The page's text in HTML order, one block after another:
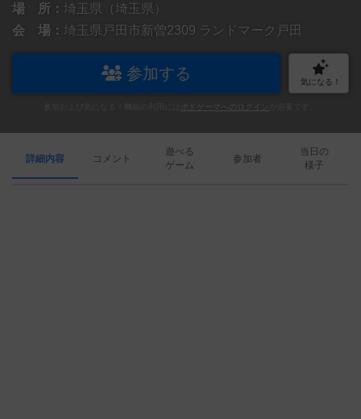
場 所： 埼玉県（埼玉県）
会 場： 埼玉県戸田市新曽2309 ランドマーク戸田
参加する 気になる！
ボドゲーマへのログイン
詳細内容 コメント
遊べる
ゲーム
参加者
当日の
様子